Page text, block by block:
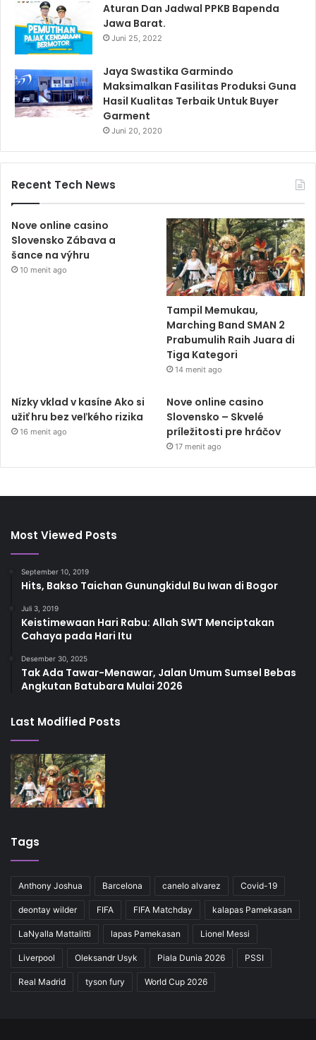
Aturan Dan Jadwal PPKB Bapenda
Jawa Barat.
Juni 25, 2022
Jaya Swastika Garmindo
Maksimalkan Fasilitas Produksi Guna
Hasil Kualitas Terbaik Untuk Buyer
Garment
Juni 20, 2020
Recent Tech News
Nove online casino
Slovensko Zábava a
šance na výhru
10 menit ago
Tampil Memukau,
Marching Band SMAN 2
Prabumulih Raih Juara di
Tiga Kategori
14 menit ago
Nízky vklad v kasíne Ako si
užiť hru bez veľkého rizika
16 menit ago
Nove online casino
Slovensko – Skvelé
príležitosti pre hráčov
17 menit ago
Most Viewed Posts
September 10, 2019
Hits, Bakso Taichan Gunungkidul Bu Iwan di Bogor
Juli 3, 2019
Keistimewaan Hari Rabu: Allah SWT Menciptakan
Cahaya pada Hari Itu
Desember 30, 2025
Tak Ada Tawar-Menawar, Jalan Umum Sumsel Bebas
Angkutan Batubara Mulai 2026
Last Modified Posts
Tags
Anthony Joshua Barcelona canelo alvarez Covid-19
deontay wilder FIFA FIFA Matchday kalapas Pamekasan
LaNyalla Mattalitti lapas Pamekasan Lionel Messi
Liverpool Oleksandr Usyk Piala Dunia 2026 PSSI
Real Madrid tyson fury World Cup 2026